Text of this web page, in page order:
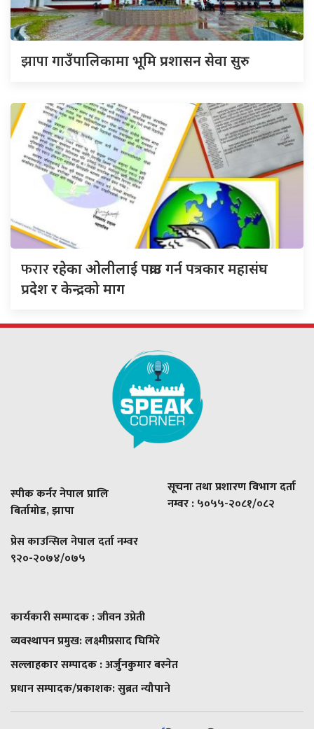
झापागाउँपालिकामा भूमि प्रशासन सेवा सुरु
फराररहेका ओलीलाई पक्राउ गर्न पत्रकार महासंघ
प्रदेश र केन्द्रको माग
स्पीक कर्नर नेपाल प्रालि
बिर्तामोड, झापा
प्रेस काउन्सिल नेपाल दर्ता नम्वर
९२०-२०७४/०७५
सूचना तथा प्रशारण विभाग दर्ता
नम्वर : ५०५५-२०८१/०८२
कार्यकारी सम्पादक : जीवन उप्रेती
व्यवस्थापन प्रमुख:लक्ष्मीप्रसाद घिमिरे
सल्लाहकार सम्पादक : अर्जुनकुमार बस्नेत
प्रधान सम्पादक/प्रकाशक:सुब्रत न्यौपाने